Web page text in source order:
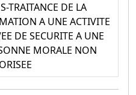
TRAITANCE DE LA
A UNE ACTIVITE
DE SECURITE A UNE
MORALE NON